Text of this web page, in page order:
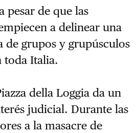
pesar de que las
a delinear una
de grupos y grupúsculos
toda Italia.
della Loggia da un
judicial. Durante las
a la masacre de